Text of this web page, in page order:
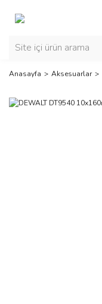
Anasayfa Aksesuarlar